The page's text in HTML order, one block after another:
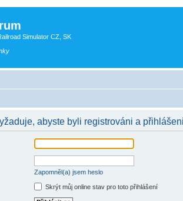
Simulator CZ, SK
abyste byli registrováni a
Zapomněl(a) jsem heslo
Skrýt můj online stav pro toto přihlášení